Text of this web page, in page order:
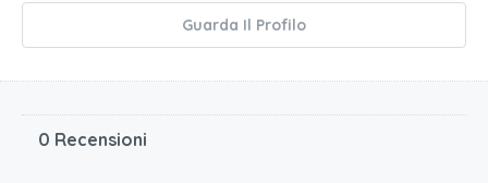
Guarda Il Profilo
0 Recensioni